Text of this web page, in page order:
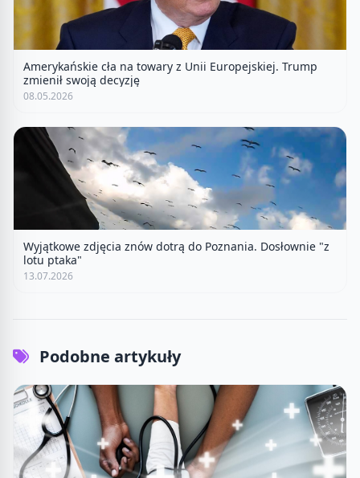
Amerykańskie cła na towary z Unii Europejskiej. Trump
zmienił swoją decyzję
08.05.2026
Wyjątkowe zdjęcia znów dotrą do Poznania. Dosłownie "z
lotu ptaka"
13.07.2026
Podobne artykuły